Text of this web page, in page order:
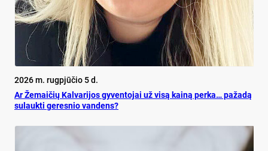
2026 m. rugpjūčio 5 d.
Ar Že­mai­čių Kal­va­ri­jos gy­ven­to­jai už vi­są kai­ną per­ka… pa­ža­dą
su­lauk­ti ge­res­nio van­dens?